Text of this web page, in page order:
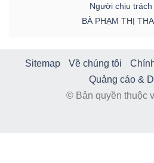
Người chịu trách
BÀ PHẠM THỊ
Sitemap Về chúng tôi
Quảng cáo &
© Bản quyền thuộc